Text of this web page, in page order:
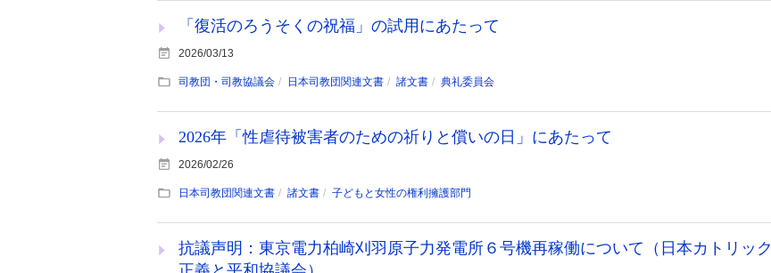
「復活のろうそくの祝福」の試用にあたって
2026/03/13
司教団・司教協議会 日本司教団関連文書 諸文書 典礼委員会
2026年「性虐待被害者のための祈りと償いの日」にあたって
2026/02/26
日本司教団関連文書 諸文書 子どもと女性の権利擁護部門
抗議声明：東京電力柏崎刈羽原子力発電所６号機再稼働について（日本カトリック